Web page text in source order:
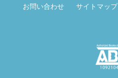
お問い合わせ サイトマップ